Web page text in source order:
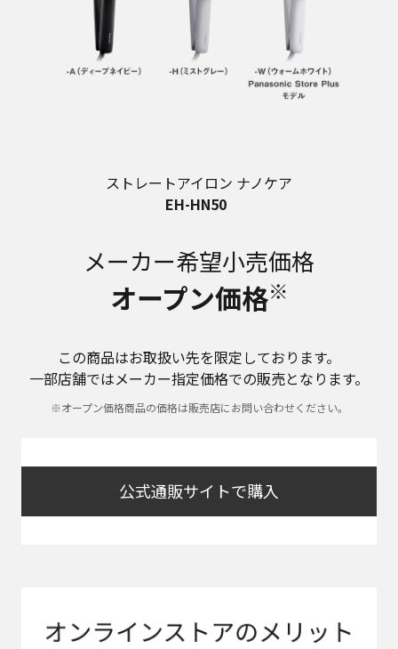
ストレートアイロン ナノケア
EH-HN50
メーカー希望小売価格
オープン価格※
この商品はお取扱い先を限定しております。
一部店舗ではメーカー指定価格での販売となります。
※オープン価格商品の価格は販売店にお問い合わせください。
公式通販サイトで購入